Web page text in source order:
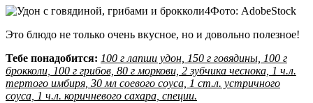
Фото: AdobeStock
Это блюдо не только очень вкусное, но и довольно полезное!
Тебе понадобится: 100 г лапши удон, 150 г говядины, 100 г
брокколи, 100 г грибов, 80 г моркови, 2 зубчика чеснока, 1 ч.л.
тертого имбиря, 30 мл соевого соуса, 1 ст.л. устричного
соуса, 1 ч.л. коричневого сахара, специи.